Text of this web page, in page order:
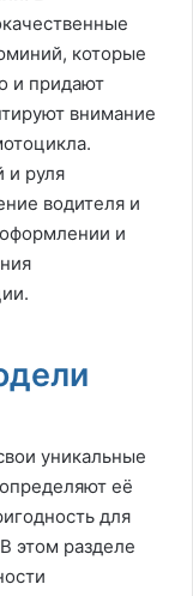
которые
и придают
внимание
и руля
водителя и
и
уникальные
её
для
этом разделе